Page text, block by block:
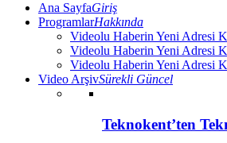
Ana SayfaGiriş
ProgramlarHakkında
Videolu Haberin Yeni Adresi
Videolu Haberin Yeni Adresi
Videolu Haberin Yeni Adresi
Video ArşivSürekli Güncel
Teknokent’ten